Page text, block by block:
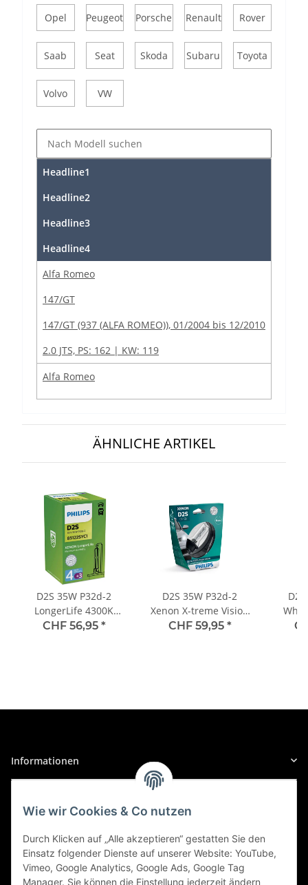
Opel Peugeot Porsche Renault Rover
Saab Seat Skoda Subaru Toyota
Volvo VW
Headline1
Headline2
Headline3
Headline4
Alfa Romeo
147/GT
147/GT (937 (ALFA ROMEO)), 01/2004 bis 12/2010
2.0 JTS, PS: 162 | KW: 119
Alfa Romeo
147/GT
147/GT (937 (ALFA ROMEO)), 01/2004 bis 12/2010
2.0 JTS, PS: 166 | KW: 122
147/GT
147/GT (937 (ALFA ROMEO)), 01/2004 bis 12/2010
3.2 V6, PS: 241 | KW: 177
Alfa Romeo
147/GT
147/GT (937 (ALFA ROMEO)), 01/2009 bis 12/2010
147/GT
1.9 16V JTD M-Jet, PS: 136 | KW: 100
147/GT
147/GT (937 (ALFA ROMEO)), 11/2007 bis 12/2010
1.9 8V JTD, PS: 116 | KW: 85
ÄHNLICHE ARTIKEL
D2S 35W P32d-2
LongerLife 4300K
Xenon 1st. Philips
CHF 56,95 *
D2S 35W P32d-2
Xenon X-treme Vision
+150% 1st. Philips
CHF 59,95 *
Informationen
Sicher Einkaufen
Wie wir Cookies & Co nutzen
Durch Klicken auf „Alle akzeptieren“ gestatten Sie den
Einsatz folgender Dienste auf unserer Website: YouTube,
Vimeo, Google Analytics, Google Ads, Google Tag
Manager. Sie können die Einstellung jederzeit ändern